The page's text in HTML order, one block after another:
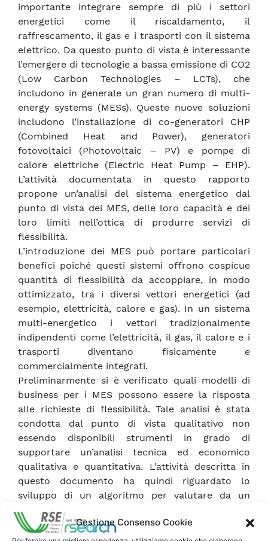
Gestione Consenso Cookie
importante integrare sempre di più i settori
energetici come il riscaldamento, il
raffrescamento, il gas e i trasporti con il sistema
elettrico. Da questo punto di vista è interessante
l’emergere di tecnologie a bassa emissione di CO2
(Low Carbon Technologies – LCTs), che
includono in generale un gran numero di multi-
energy systems (MESs). Queste nuove soluzioni
includono l’installazione di co-generatori CHP
(Combined Heat and Power), generatori
fotovoltaici (Photovoltaic – PV) e pompe di
calore elettriche (Electric Heat Pump – EHP).
L’attività documentata in questo rapporto
propone un’analisi del sistema energetico dal
punto di vista dei MES, delle loro capacità e dei
loro limiti nell’ottica di produrre servizi di
flessibilità.
L’introduzione dei MES può portare particolari
benefici poiché questi sistemi offrono cospicue
quantità di flessibilità da accoppiare, in modo
ottimizzato, tra i diversi vettori energetici (ad
esempio, elettricità, calore e gas). In un sistema
multi-energetico i vettori tradizionalmente
indipendenti come l’elettricità, il gas, il calore e i
trasporti diventano fisicamente e
commercialmente integrati.
Preliminarmente si è verificato quali modelli di
business per i MES possono essere la risposta
alle richieste di flessibilità. Tale analisi è stata
condotta dal punto di vista qualitativo non
essendo disponibili strumenti in grado di
supportare un’analisi tecnica ed economico
qualitativa e quantitativa. L’attività descritta in
questo documento ha quindi riguardato lo
sviluppo di un algoritmo per valutare da un
punto di vista stazionario il comportamento di
una porzione di rete di distribuzione del gas,
quando è alimentata dalla rete del gas principale